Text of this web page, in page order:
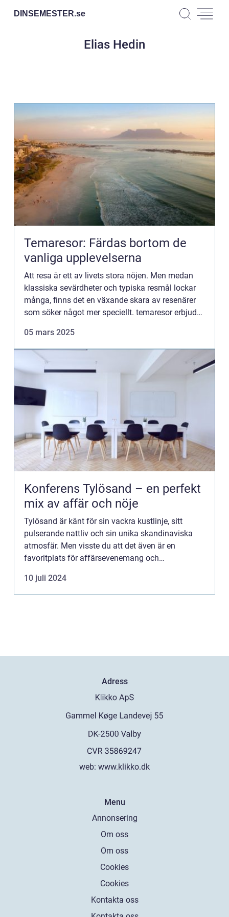
DINSEMESTER.se
Elias Hedin
Temaresor: Färdas bortom de
vanliga upplevelserna
Att resa är ett av livets stora nöjen. Men medan
klassiska sevärdheter och typiska resmål lockar
många, finns det en växande skara av resenärer
som söker något mer speciellt. temaresor erbjuder
05 mars 2025
Konferens Tylösand – en perfekt
mix av affär och nöje
Tylösand är känt för sin vackra kustlinje, sitt
pulserande nattliv och sin unika skandinaviska
atmosfär. Men visste du att det även är en
favoritplats för affärsevenemang och
10 juli 2024
Adress
web: www.klikko.dk
Menu
Annonsering
Om oss
Om oss
Cookies
Cookies
Kontakta oss